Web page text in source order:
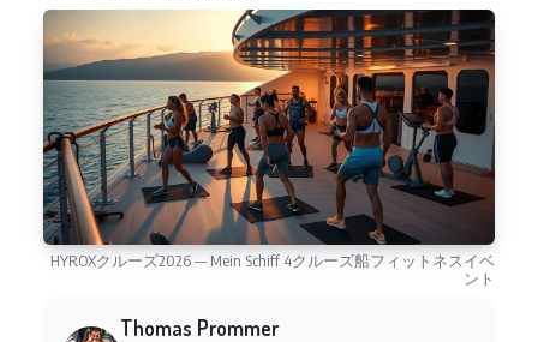
HYROXクルーズ2026 — Mein Schiff 4クルーズ船フィットネスイベ
ント
Thomas Prommer